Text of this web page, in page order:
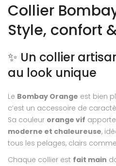
Collier
Style, confort
✨ Un collier
au look unique
Le Bombay Orange est bien
c’est un accessoire de
Sa couleur orange vif
moderne et chaleureuse,
tous les pelages, clairs
Chaque collier est fait main